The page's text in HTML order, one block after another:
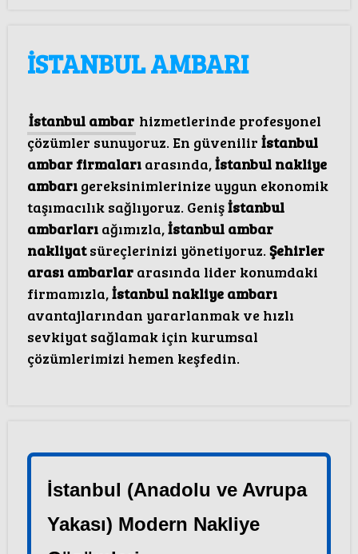
İSTANBUL AMBARI
İstanbul ambar hizmetlerinde profesyonel
çözümler sunuyoruz. En güvenilir İstanbul
ambar firmaları arasında,İstanbul nakliye
ambarı gereksinimlerinize uygun ekonomik
taşımacılık sağlıyoruz. Genişİstanbul
ambarları ağımızla,İstanbul ambar
nakliyatsüreçlerinizi yönetiyoruz. Şehirler
arası ambarlar arasında lider konumdaki
firmamızla,İstanbul nakliye ambarı
avantajlarından yararlanmak ve hızlı
sevkiyat sağlamak için kurumsal
çözümlerimizi hemen keşfedin.
İstanbul (Anadolu ve Avrupa
Yakası) Modern Nakliye